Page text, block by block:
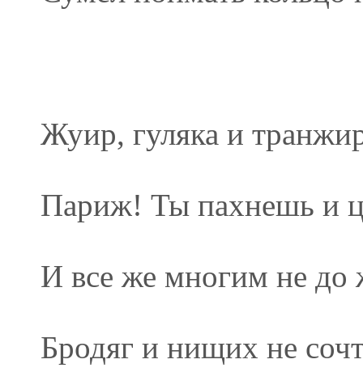
Жуир, гуляка и
Париж! Ты пахнешь и
И все же многим не до
Бродяг и нищих не